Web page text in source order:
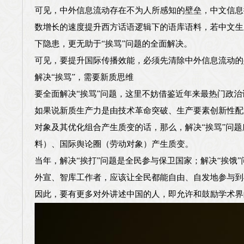
可见，中外信息流动存在不为人所感知的壁垒，中文信
数增长的速度提升西方话语逻辑下的语库语料，若中文
下隐患，更无助于“挨骂”问题的全面解决。
可见，要提升国际传播效能，必须先清除中外信息流动
解决“挨骂”，需要新质思维
要全面解决“挨骂”问题，这里不妨借鉴近年来最热门政治
如果说新质生产力是由技术革命突破、生产要素创新性
对象及其优化组合产生质变的话，那么，解决“挨骂”问
料）、国际舆论圈（劳动对象）产生质变。
当年，解决“挨打”问题是全民参与保卫国家；解决“挨
外宣、智库工作者，应该让全民都能自由、自发地参与
因此，要有更多对外讲述中国的人，即允许和鼓励学术